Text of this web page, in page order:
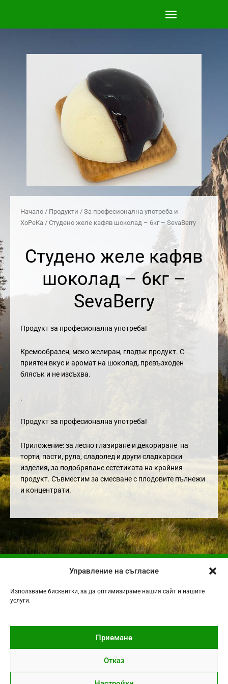
Управление на съгласие
Използваме бисквитки, за да оптимизираме нашия сайт и нашите
услуги.
Приемане
Отказ
content
Начало / Продукти / За професионална употреба и
ХоРеКа / Студено желе кафяв шоколад – 6кг – SevaBerry
Студено желе кафяв
шоколад – 6кг –
SevaBerry
Продукт за професионална употреба!
Кремообразен, меко желиран, гладък продукт. С
приятен вкус и аромат на шоколад, превъзходен
блясък и не изсъхва.
.
Продукт за професионална употреба!
Приложение: за лесно глазиране и декориране на
торти, пасти, рула, сладолед и други сладкарски
изделия, за подобряване естетиката на крайния
продукт. Съвместим за смесване с плодовите пълнежи
и концентрати.
ЗА НАС
ПРОДУКТИ